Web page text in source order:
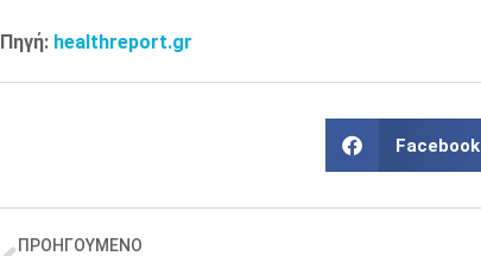
Πηγή: healthreport.gr
Facebook
ΠΡΟΗΓΟΥΜΕΝΟ